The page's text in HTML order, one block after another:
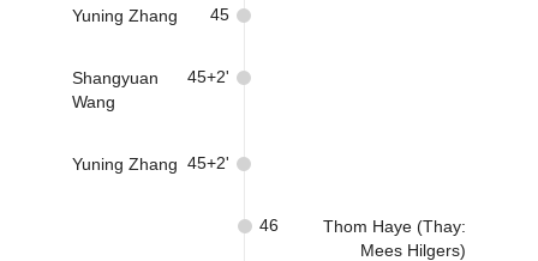
Yuning Zhang 45
Shangyuan
Wang
45+2'
Yuning Zhang 45+2'
Thom Haye (Thay:
Mees Hilgers)
46